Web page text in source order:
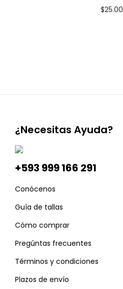
$25.00
¿Necesitas Ayuda?
+593 999 166 291
Conócenos
Guía de tallas
Cómo comprar
Pregúntas frecuentes
Términos y condiciones
Plazos de envío